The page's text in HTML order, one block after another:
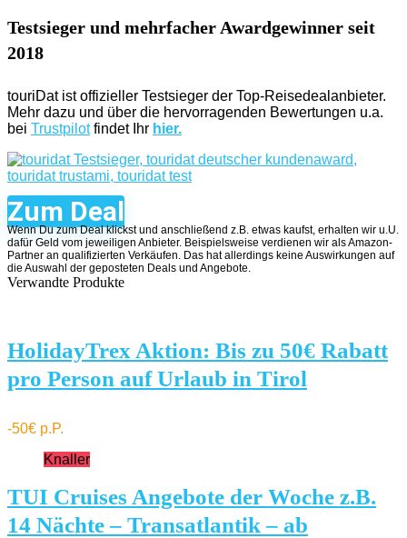
Testsieger und mehrfacher Awardgewinner seit
2018
touriDat ist offizieller Testsieger der Top-Reisedealanbieter.
Mehr dazu und über die hervorragenden Bewertungen u.a.
bei Trustpilotfindet Ihr hier.
Zum Deal
Wenn Du zum Deal klickst und anschließend z.B. etwas kaufst, erhalten wir u.U.
dafür Geld vom jeweiligen Anbieter. Beispielsweise verdienen wir als Amazon-
Partner an qualifizierten Verkäufen. Das hat allerdings keine Auswirkungen auf
die Auswahl der geposteten Deals und Angebote.
Verwandte Produkte
HolidayTrex Aktion: Bis zu 50€ Rabatt
pro Person auf Urlaub in Tirol
-50€ p.P.
Knaller
TUI Cruises Angebote der Woche z.B.
14 Nächte – Transatlantik – ab